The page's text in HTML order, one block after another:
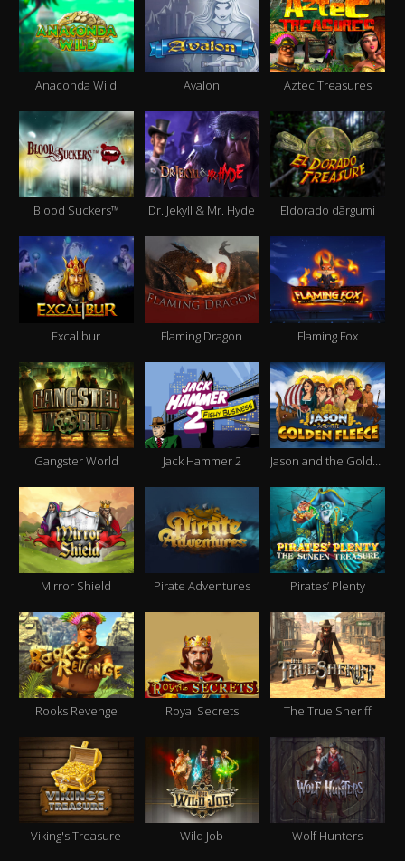
Anaconda Wild Avalon Aztec Treasures
Blood Suckers™ Dr. Jekyll & Mr. Hyde Eldorado dārgumi
Excalibur Flaming Dragon Flaming Fox
Gangster World Jack Hammer 2 Jason and the Golden Fleece
Mirror Shield Pirate Adventures Pirates’ Plenty
Rooks Revenge Royal Secrets The True Sheriff
Viking's Treasure Wild Job Wolf Hunters